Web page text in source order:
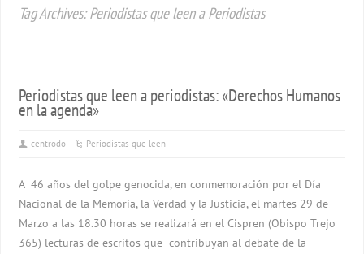
Tag Archives: Periodistas que leen a Periodistas
Periodistas que leen a periodistas: «Derechos Humanos
en la agenda»
centrodo Periodístas que leen
A 46 años del golpe genocida, en conmemoración por el Día
Nacional de la Memoria, la Verdad y la Justicia, el martes 29 de
Marzo a las 18.30 horas se realizará en el Cispren (Obispo Trejo
365) lecturas de escritos que contribuyan al debate de la